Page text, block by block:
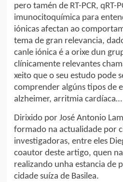
pero tamén de RT-PCR, qRT-
imunocitoquímica para
iónicas afectan ao
tema de gran relevancia,
canle iónica é a orixe dun
clínicamente relevantes
xeito que o seu estudo pode
comprender algúns tipos de
alzheimer, arritmia cardíaca…
Dirixido por José Antonio
formado na actualidade por
investigadoras, entre eles
coautor deste artigo, quen
realizando unha estancia de
cidade suíza de Basilea.